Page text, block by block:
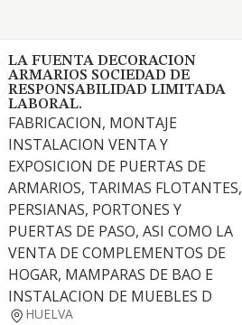
LA FUENTA DECORACION
ARMARIOS SOCIEDAD DE
RESPONSABILIDAD LIMITADA
LABORAL.
FABRICACION, MONTAJE
INSTALACION VENTA Y
EXPOSICION DE PUERTAS DE
ARMARIOS, TARIMAS FLOTANTES,
PERSIANAS, PORTONES Y
PUERTAS DE PASO, ASI COMO LA
VENTA DE COMPLEMENTOS DE
HOGAR, MAMPARAS DE BAO E
INSTALACION DE MUEBLES D
HUELVA